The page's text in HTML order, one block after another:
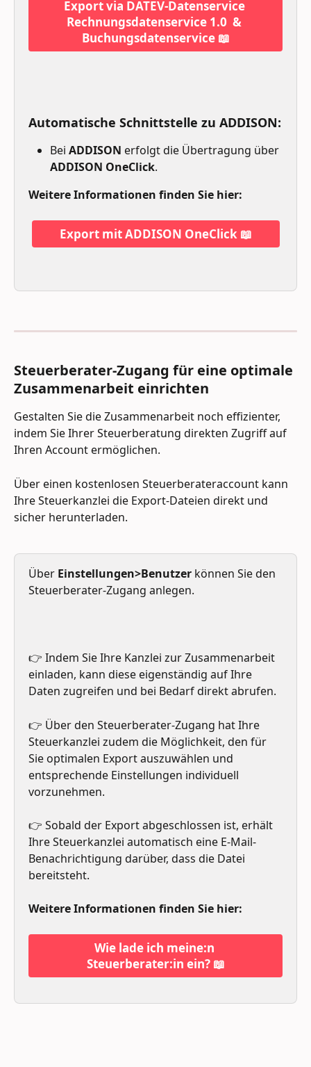
Export via DATEV-Datenservice
Rechnungsdatenservice 1.0  &
Buchungsdatenservice 📖
Automatische Schnittstelle zu ADDISON:
Bei ADDISON erfolgt die Übertragung über
ADDISON OneClick.
Weitere Informationen finden Sie hier:
Export mit ADDISON OneClick 📖
Steuerberater-Zugang für eine optimale
Zusammenarbeit einrichten
Gestalten Sie die Zusammenarbeit noch effizienter,
indem Sie Ihrer Steuerberatung direkten Zugriff auf
Ihren Account ermöglichen.
Über einen kostenlosen Steuerberateraccount kann
Ihre Steuerkanzlei die Export-Dateien direkt und
sicher herunterladen.
Über Einstellungen>Benutzer können Sie den
Steuerberater-Zugang anlegen.
👉 Indem Sie Ihre Kanzlei zur Zusammenarbeit
einladen, kann diese eigenständig auf Ihre
Daten zugreifen und bei Bedarf direkt abrufen.
👉 Über den Steuerberater-Zugang hat Ihre
Steuerkanzlei zudem die Möglichkeit, den für
Sie optimalen Export auszuwählen und
entsprechende Einstellungen individuell
vorzunehmen.
👉 Sobald der Export abgeschlossen ist, erhält
Ihre Steuerkanzlei automatisch eine E-Mail-
Benachrichtigung darüber, dass die Datei
bereitsteht.
Weitere Informationen finden Sie hier:
Wie lade ich meine:n
Steuerberater:in ein? 📖